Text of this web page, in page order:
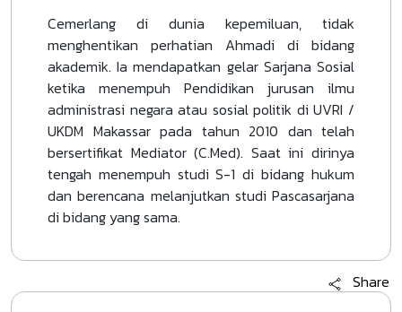
Cemerlang di dunia kepemiluan, tidak
menghentikan perhatian Ahmadi di bidang
akademik. Ia mendapatkan gelar Sarjana Sosial
ketika menempuh Pendidikan jurusan ilmu
administrasi negara atau sosial politik di UVRI /
UKDM Makassar pada tahun 2010 dan telah
bersertifikat Mediator (C.Med). Saat ini dirinya
tengah menempuh studi S-1 di bidang hukum
dan berencana melanjutkan studi Pascasarjana
di bidang yang sama.
Share